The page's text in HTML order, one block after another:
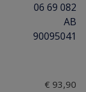
06 69 082
AB
90095041
€ 93,90